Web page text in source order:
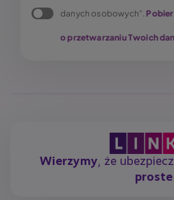
danych osobowych".
o przetwarzaniu Twoich
Wierzymy, że
proste